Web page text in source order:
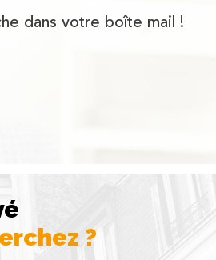
dans votre boîte mail !
?